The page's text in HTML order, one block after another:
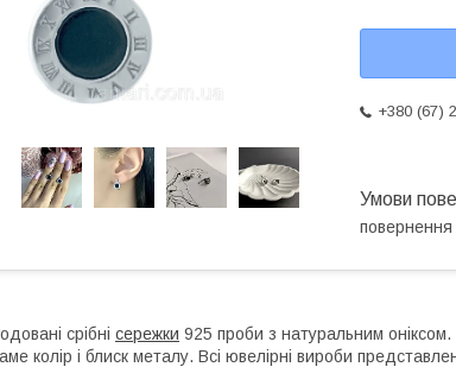
+380 (67)
повернення
срібні сережки 925 проби з натуральним
колір і блиск металу. Всі ювелірні вироби